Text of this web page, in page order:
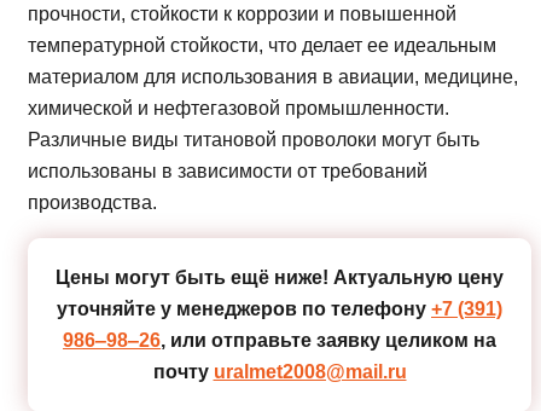
прочности, стойкости к коррозии и повышенной
температурной стойкости, что делает ее идеальным
материалом для использования в авиации, медицине,
химической и нефтегазовой промышленности.
Различные виды титановой проволоки могут быть
использованы в зависимости от требований
производства.
Цены могут быть ещё ниже! Актуальную цену
уточняйте у менеджеров по телефону +7 (391)
986‒98‒26, или отправьте заявку целиком на
почту uralmet2008@mail.ru